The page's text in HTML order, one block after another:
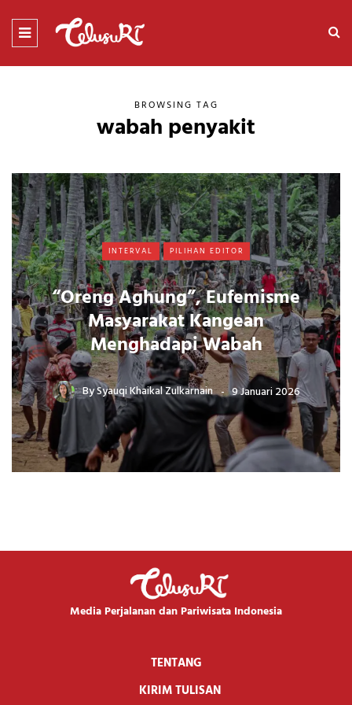
BROWSING TAG
wabah penyakit
INTERVAL PILIHAN EDITOR
“Oreng Aghung”, Eufemisme
Masyarakat Kangean
Menghadapi Wabah
BySyauqi Khaikal Zulkarnain 9 Januari 2026
Media Perjalanan dan Pariwisata Indonesia
TENTANG
KIRIM TULISAN